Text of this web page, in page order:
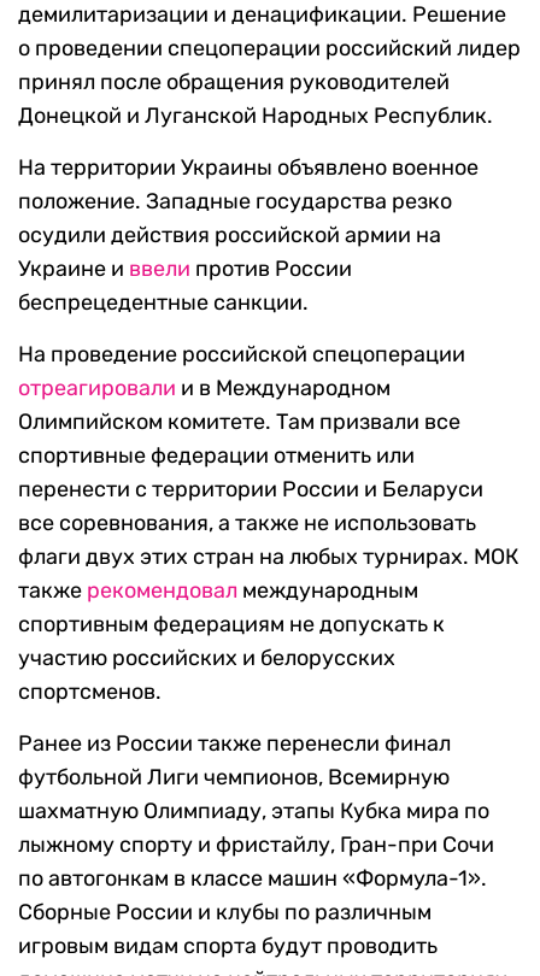
демилитаризации и денацификации. Решение
о проведении спецоперации российский лидер
принял после обращения руководителей
Донецкой и Луганской Народных Республик.
На территории Украины объявлено военное
положение. Западные государства резко
осудили действия российской армии на
Украине и ввели против России
беспрецедентные санкции.
На проведение российской спецоперации
отреагировали и в Международном
Олимпийском комитете. Там призвали все
спортивные федерации отменить или
перенести с территории России и Беларуси
все соревнования, а также не использовать
флаги двух этих стран на любых турнирах. МОК
также рекомендовал международным
спортивным федерациям не допускать к
участию российских и белорусских
спортсменов.
Ранее из России также перенесли финал
футбольной Лиги чемпионов, Всемирную
шахматную Олимпиаду, этапы Кубка мира по
лыжному спорту и фристайлу, Гран-при Сочи
по автогонкам в классе машин «Формула-1».
Сборные России и клубы по различным
игровым видам спорта будут проводить